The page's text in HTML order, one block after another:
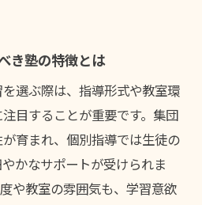
手分野強化に適している理
ための塾春期講習活用術
苦手意識を自信に変える秘
キュラムで選ぶべき理由
き塾の特徴とは
選ぶ際は、指導形式や教室環
目することが重要です。集団
育まれ、個別指導では生徒の
かなサポートが受けられま
や教室の雰囲気も、学習意欲